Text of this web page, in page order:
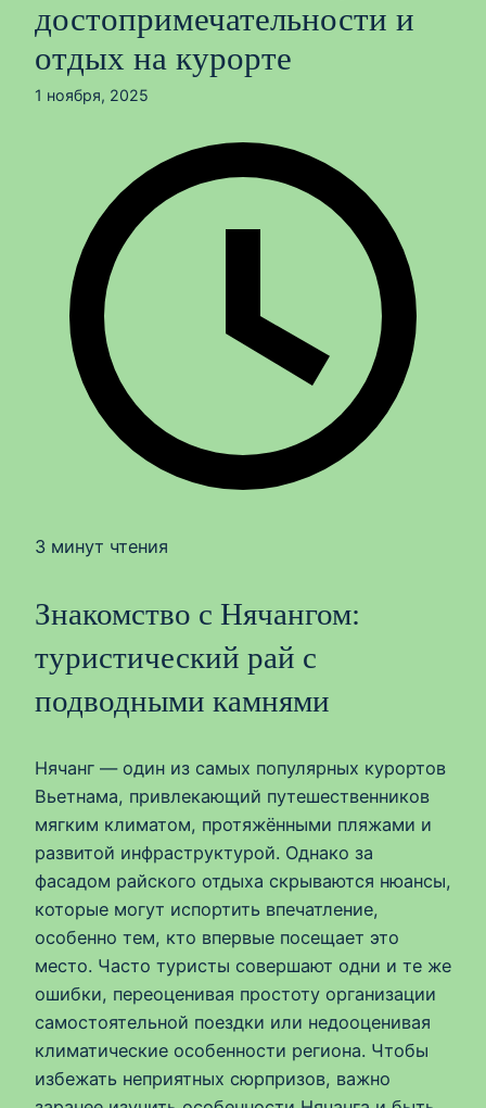
достопримечательности и
отдых на курорте
1 ноября, 2025
3 минут чтения
Знакомство с Нячангом:
туристический рай с
подводными камнями
Нячанг — один из самых популярных курортов
Вьетнама, привлекающий путешественников
мягким климатом, протяжёнными пляжами и
развитой инфраструктурой. Однако за
фасадом райского отдыха скрываются нюансы,
которые могут испортить впечатление,
особенно тем, кто впервые посещает это
место. Часто туристы совершают одни и те же
ошибки, переоценивая простоту организации
самостоятельной поездки или недооценивая
климатические особенности региона. Чтобы
избежать неприятных сюрпризов, важно